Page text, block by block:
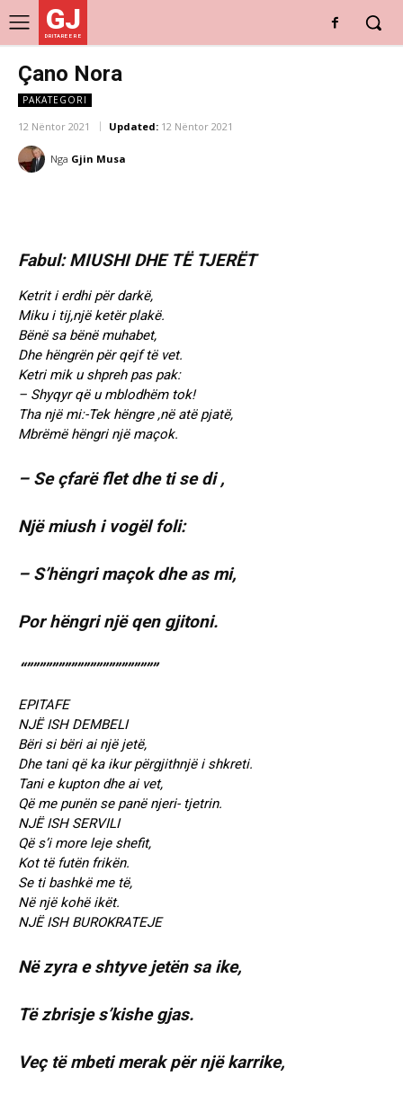
GJ
DRITARE E RE
Çano Nora
PAKATEGORI
12 Nëntor 2021 Updated: 12 Nëntor 2021
Nga Gjin Musa
Fabul: MIUSHI DHE TË TJERËT
Ketrit i erdhi për darkë,
Miku i tij,një ketër plakë.
Bënë sa bënë muhabet,
Dhe hëngrën për qejf të vet.
Ketri mik u shpreh pas pak:
– Shyqyr që u mblodhëm tok!
Tha një mi:-Tek hëngre ,në atë pjatë,
Mbrëmë hëngri një maçok.
– Se çfarë flet dhe ti se di ,
Një miush i vogël foli:
– S’hëngri maçok dhe as mi,
Por hëngri një qen gjitoni.
“”””””””””””””””””””””
EPITAFE
NJË ISH DEMBELI
Bëri si bëri ai një jetë,
Dhe tani që ka ikur përgjithnjë i shkreti.
Tani e kupton dhe ai vet,
Që me punën se panë njeri- tjetrin.
NJË ISH SERVILI
Që s’i more leje shefit,
Kot të futën frikën.
Se ti bashkë me të,
Në një kohë ikët.
NJË ISH BUROKRATEJE
Në zyra e shtyve jetën sa ike,
Të zbrisje s’kishe gjas.
Veç të mbeti merak për një karrike,